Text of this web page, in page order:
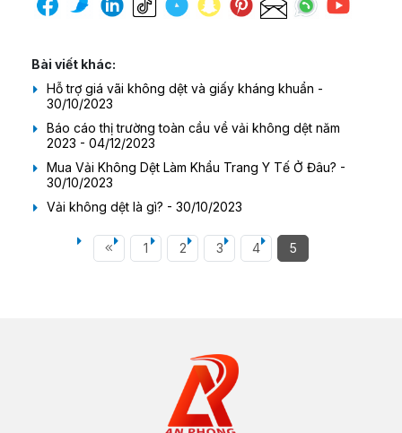
Bài viết khác:
Hỗ trợ giá vãi không dệt và giấy kháng khuẩn -
30/10/2023
Báo cáo thị trường toàn cầu về vải không dệt năm
2023 - 04/12/2023
Mua Vải Không Dệt Làm Khẩu Trang Y Tế Ở Đâu? -
30/10/2023
Vải không dệt là gì? - 30/10/2023
1 2 3 4 5